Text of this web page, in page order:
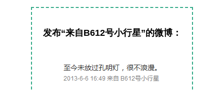
发布“来自B612号小行星”的微博：